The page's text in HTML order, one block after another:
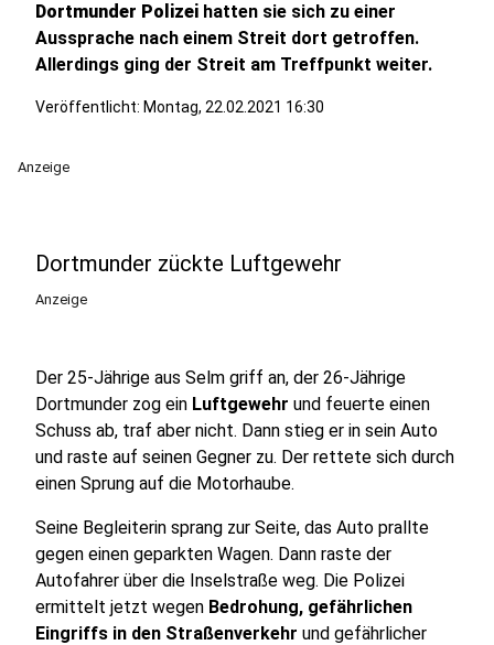
Dortmunder Polizei hatten sie sich zu einer
Aussprache nach einem Streit dort getroffen.
Allerdings ging der Streit am Treffpunkt weiter.
Veröffentlicht: Montag, 22.02.2021 16:30
Anzeige
Dortmunder zückte Luftgewehr
Anzeige
Der 25-Jährige aus Selm griff an, der 26-Jährige
Dortmunder zog ein Luftgewehr und feuerte einen
Schuss ab, traf aber nicht. Dann stieg er in sein Auto
und raste auf seinen Gegner zu. Der rettete sich durch
einen Sprung auf die Motorhaube.
Seine Begleiterin sprang zur Seite, das Auto prallte
gegen einen geparkten Wagen. Dann raste der
Autofahrer über die Inselstraße weg. Die Polizei
ermittelt jetzt wegen Bedrohung, gefährlichen
Eingriffs in den Straßenverkehr und gefährlicher